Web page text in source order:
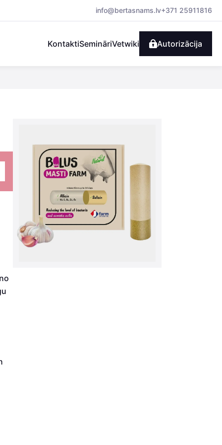
info@bertasnams.lv+371 25911816
KontaktiSemināriVetwiki Autorizācija